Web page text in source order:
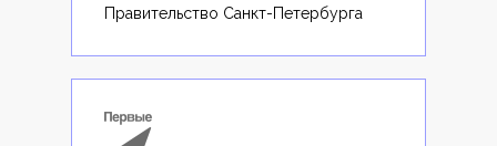
Правительство Санкт-Петербурга